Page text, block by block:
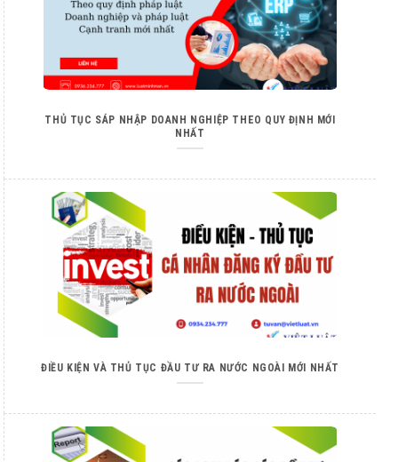
THỦ TỤC SÁP NHẬP DOANH NGHIỆP THEO QUY ĐỊNH MỚI
NHẤT
ĐIỀU KIỆN VÀ THỦ TỤC ĐẦU TƯ RA NƯỚC NGOÀI MỚI NHẤT